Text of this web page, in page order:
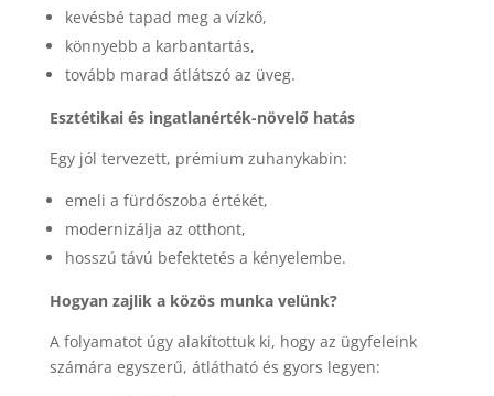
kevésbé tapad meg a vízkő,
könnyebb a karbantartás,
tovább marad átlátszó az üveg.
Esztétikai és ingatlanérték-növelő hatás
Egy jól tervezett, prémium zuhanykabin:
emeli a fürdőszoba értékét,
modernizálja az otthont,
hosszú távú befektetés a kényelembe.
Hogyan zajlik a közös munka velünk?
A folyamatot úgy alakítottuk ki, hogy az ügyfeleink
számára egyszerű, átlátható és gyors legyen: